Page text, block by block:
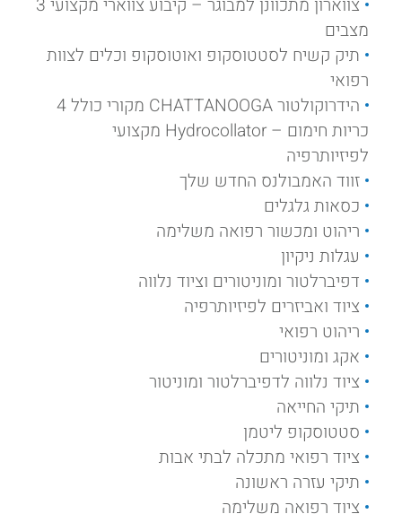
צווארון מתכוונן למבוגר – קיבוע צווארי מקצועי 3
מצבים
תיק קשיח לסטטוסקופ ואוטוסקופ וכלים לצוות
רפואי
הידרוקולטור CHATTANOOGA מקורי כולל 4
כריות חימום – Hydrocollator מקצועי
לפיזיותרפיה
זווד האמבולנס החדש שלך
כסאות גלגלים
ריהוט ומכשור רפואה משלימה
עגלות ניקיון
דפיברלטור ומוניטורים וציוד נלווה
ציוד ואביזרים לפיזיותרפיה
ריהוט רפואי
אקג ומוניטורים
ציוד נלווה לדפיברלטור ומוניטור
תיקי החייאה
סטטוסקופ ליטמן
ציוד רפואי מתכלה לבתי אבות
תיקי עזרה ראשונה
ציוד רפואה משלימה